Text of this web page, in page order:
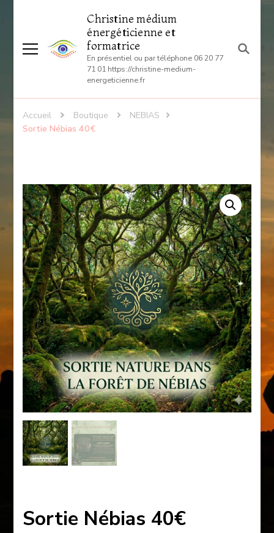
Christine médium
énergéticienne et
formatrice
En présentiel ou par téléphone 06 20 77
71 01 https://christine-medium-
energeticienne.fr
Accueil Boutique
NEBIAS
Sortie Nébias 40€
Sortie Nébias 40€